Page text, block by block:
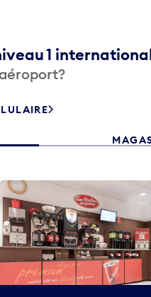
1